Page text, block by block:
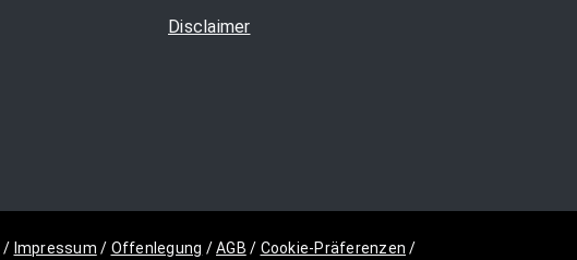
Disclaimer
/ Impressum / Offenlegung /AGB / Cookie-Präferenzen /